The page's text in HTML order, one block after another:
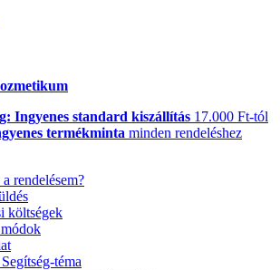
Ingyenes standard kiszállítás 17.000 Ft-tól
termékminta minden rendeléshez
rendelésem?
költségek
téma